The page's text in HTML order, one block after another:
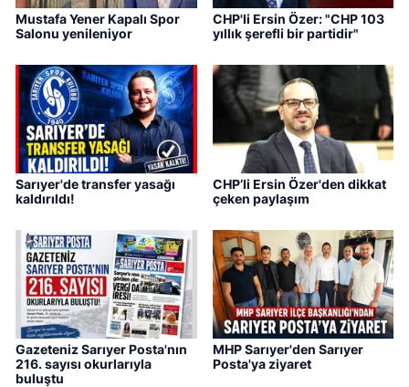
Mustafa Yener Kapalı Spor
Salonu yenileniyor
CHP'li Ersin Özer: "CHP 103
yıllık şerefli bir partidir"
Sarıyer'de transfer yasağı
kaldırıldı!
CHP’li Ersin Özer'den dikkat
çeken paylaşım
Gazeteniz Sarıyer Posta'nın
216. sayısı okurlarıyla
buluştu
MHP Sarıyer'den Sarıyer
Posta'ya ziyaret